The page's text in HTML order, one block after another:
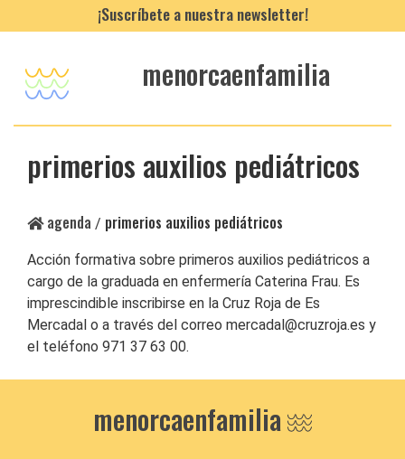
¡Suscríbete a nuestra newsletter!
menorcaenfamilia
primerios auxilios pediátricos
agenda / primerios auxilios pediátricos
Acción formativa sobre primeros auxilios pediátricos a
cargo de la graduada en enfermería Caterina Frau. Es
imprescindible inscribirse en la Cruz Roja de Es
Mercadal o a través del correo mercadal@cruzroja.es y
el teléfono 971 37 63 00.
menorcaenfamilia